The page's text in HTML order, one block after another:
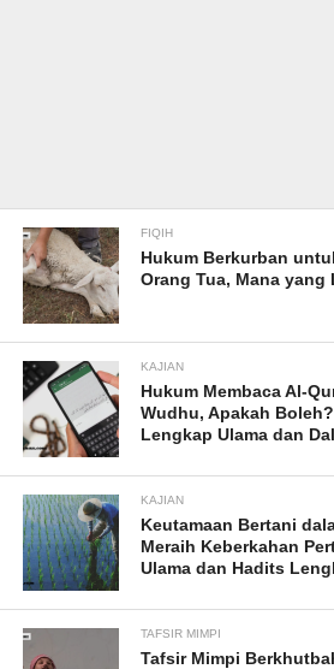
FIQIH
Hukum Berkurban
Orang Tua, Mana yang
KAJIAN
Hukum Membaca Al-
Wudhu, Apakah
Lengkap Ulama dan
KAJIAN
Keutamaan Bertani
Meraih Keberkahan
Ulama dan Hadits
TAFSIR MIMPI
Tafsir Mimpi